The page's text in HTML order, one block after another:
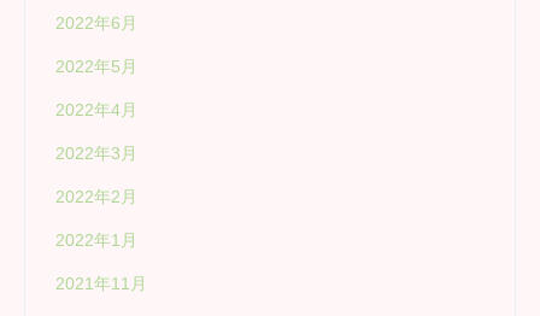
2022年6月
2022年5月
2022年4月
2022年3月
2022年2月
2022年1月
2021年11月